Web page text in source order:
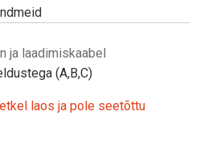
ja laadimiskaabel
(A,B,C)
laos ja pole seetõttu